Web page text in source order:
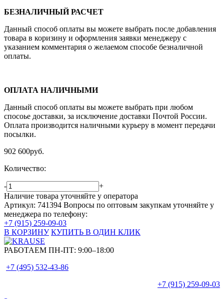
БЕЗНАЛИЧНЫЙ РАСЧЕТ
Данный способ оплаты вы можете выбрать после добавления
товара в коризину и оформления заявки менеджеру c
указанием комментария о желаемом способе безналичной
оплаты.
ОПЛАТА НАЛИЧНЫМИ
Данный способ оплаты вы можете выбрать при любом
спосоье доставки, за исключение доставки Почтой России.
Оплата производится наличными курьеру в момент передачи
посылки.
902 600руб.
Количество:
-
+
Наличие товара уточняйте у оператора
Артикул: 741394 Вопросы по оптовым закупкам уточняйте у
менеджера по телефону:
+7 (915) 259-09-03
В КОРЗИНУ КУПИТЬ В ОДИН КЛИК
РАБОТАЕМ ПН-ПТ: 9:00–18:00
+7 (495) 532-43-86
+7 (915) 259-09-03